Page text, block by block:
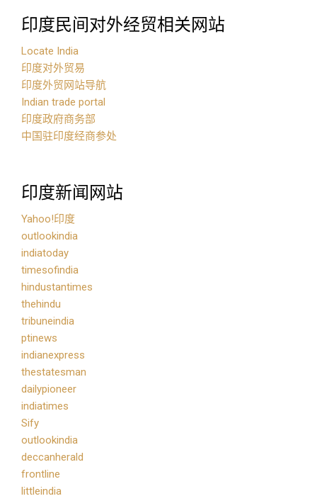
印度民间对外经贸相关网站
Locate India
印度对外贸易
印度外贸网站导航
Indian trade portal
印度政府商务部
中国驻印度经商参处
印度新闻网站
Yahoo!印度
outlookindia
indiatoday
timesofindia
hindustantimes
thehindu
tribuneindia
ptinews
indianexpress
thestatesman
dailypioneer
indiatimes
Sify
outlookindia
deccanherald
frontline
littleindia